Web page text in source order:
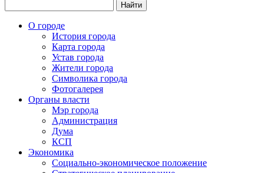
Найти
О городе
История города
Карта города
Устав города
Жители города
Символика города
Фотогалерея
Органы власти
Мэр города
Администрация
Дума
КСП
Экономика
Социально-экономическое положение